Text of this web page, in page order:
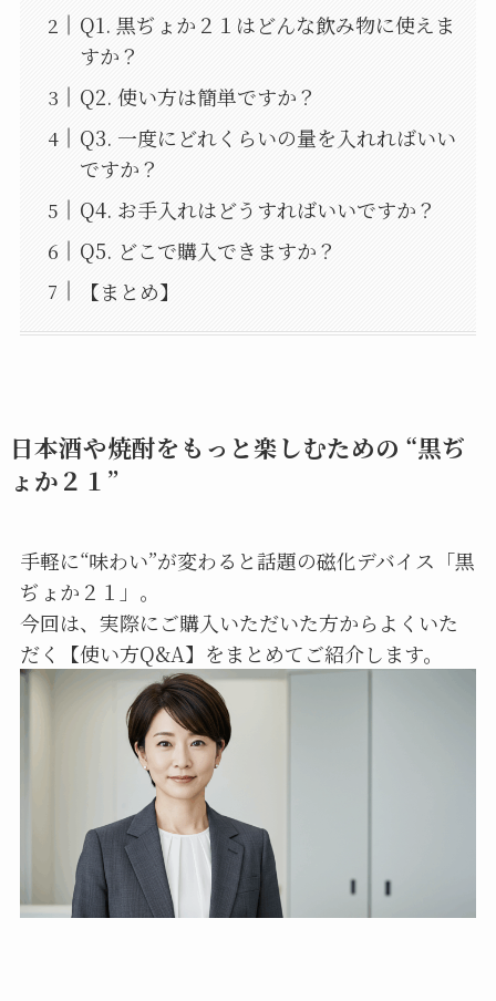
Q1. 黒ぢょか２１はどんな飲み物に使えま
すか？
Q2. 使い方は簡単ですか？
Q3. 一度にどれくらいの量を入れればいい
ですか？
Q4. お手入れはどうすればいいですか？
Q5. どこで購入できますか？
【まとめ】
日本酒や焼酎をもっと楽しむための “黒ぢ
ょか２１”
手軽に“味わい”が変わると話題の磁化デバイス「黒
ぢょか２１」。
今回は、実際にご購入いただいた方からよくいた
だく【使い方Q&A】をまとめてご紹介します。